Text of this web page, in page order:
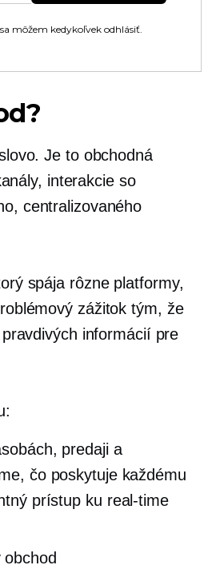
môžem kedykoľvek odhlásiť.
Je to obchodná
interakcie so
​​centralizovaného
spája rôzne platformy,
zážitok tým, že
informácií pre
predaji a
čo poskytuje každému
prístup ku real-time